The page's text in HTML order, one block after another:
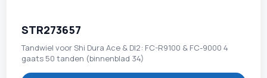
STR273657
Tandwiel voor Shi Dura Ace & DI2: FC-R9100 & FC-9000 4
gaats 50 tanden (binnenblad 34)